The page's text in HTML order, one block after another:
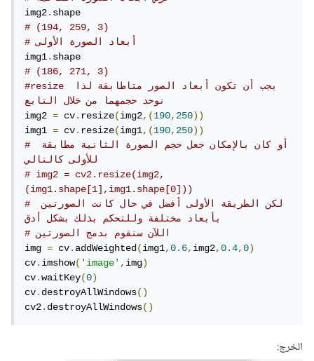
img2.
# (194, 259, 3)
img1.
# (186, 271, 3)
#resize يجب أن تكون أبعاد الصور متاطابقة لذا
نوحد حجمهما من خلال التابع
img2 = cv.resize(img2,(190,250))
img1 = cv.resize(img1,(190,250))
# أو كان بالإمكان جعل حجم الصورة الثانية مطابقة
للأولى كالتالي
# img2 = cv2.resize(img2,
(img1.shape[1],img1.shape[0]))
# لكن الطريقة الأولى أفضل في حال كانت الصورتين
بأبعاد مختلفة وللتحكم بذلك بشكل أدق
# اللآن سنقوم بدمج الصورتين
img = cv.addWeighted(img1,0.6,img2,0.4,0)
cv.imshow('image',img)
cv.waitKey(0)
cv.destroyAllWindows()
cv2.destroyAllWindows()
الخرج: